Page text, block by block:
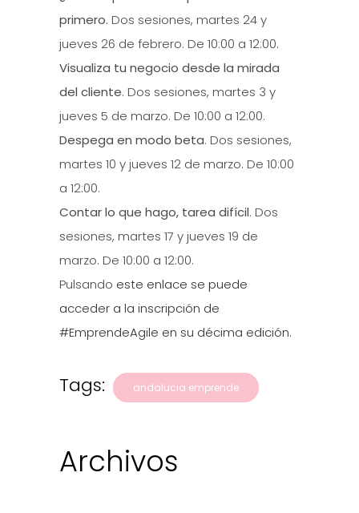
primero. Dos sesiones, martes 24 y
jueves 26 de febrero. De 10:00 a 12:00.
Visualiza tu negocio desde la mirada
del cliente. Dos sesiones, martes 3 y
jueves 5 de marzo. De 10:00 a 12:00.
Despega en modo beta. Dos sesiones,
martes 10 y jueves 12 de marzo. De 10:00
a 12:00.
Contar lo que hago, tarea difícil. Dos
sesiones, martes 17 y jueves 19 de
marzo. De 10:00 a 12:00.
Pulsando este enlace se puede
acceder a la inscripción de
#EmprendeAgile en su décima edición.
Tags: andalucia emprende
Archivos